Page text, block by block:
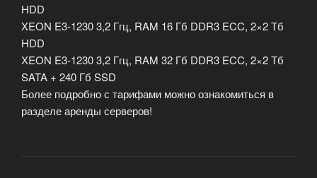
HDD
XEON E3-1230 3,2 Ггц, RAM 16 Гб DDR3 ECC, 2×2 Тб
HDD
XEON E3-1230 3,2 Ггц, RAM 32 Гб DDR3 ECC, 2×2 Тб
SATA + 240 Гб SSD
Более подробно с тарифами можно ознакомиться в
разделе аренды серверов!